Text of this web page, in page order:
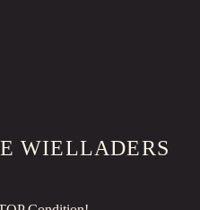
WIELLADERS